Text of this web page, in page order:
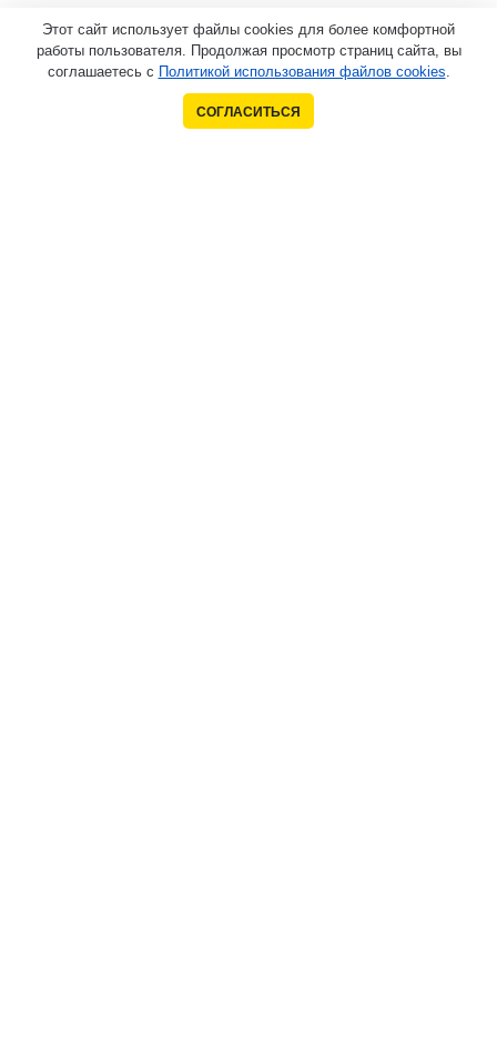
Этот сайт использует файлы cookies для более комфортной
работы пользователя. Продолжая просмотр страниц сайта, вы
соглашаетесь с Политикой использования файлов cookies.
СОГЛАСИТЬСЯ